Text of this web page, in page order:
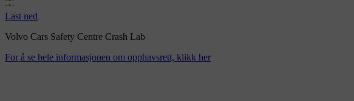
Last ned
Volvo Cars Safety Centre Crash Lab
For å se hele informasjonen om opphavsrett, klikk her